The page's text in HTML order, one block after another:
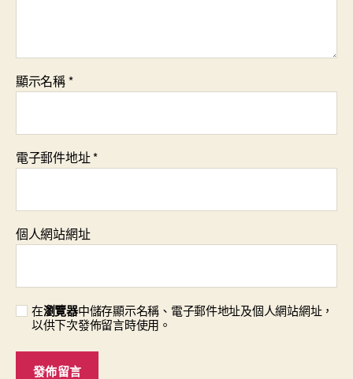
顯示名稱*
電子郵件地址*
個人網站網址
在瀏覽器中儲存顯示名稱、電子郵件地址及個人網站網址，
以供下次發佈留言時使用。